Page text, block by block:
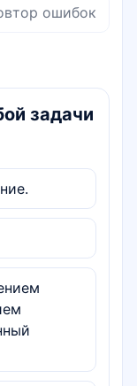
ошибок
задачи